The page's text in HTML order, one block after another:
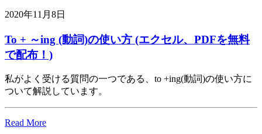
2020年11月8日
To + ～ing (動詞)の使い方 (エクセル、PDFを無料
で配布！)
私がよく受ける質問の一つである、to +ing(動詞)の使い方に
ついて解説しています。
Read More